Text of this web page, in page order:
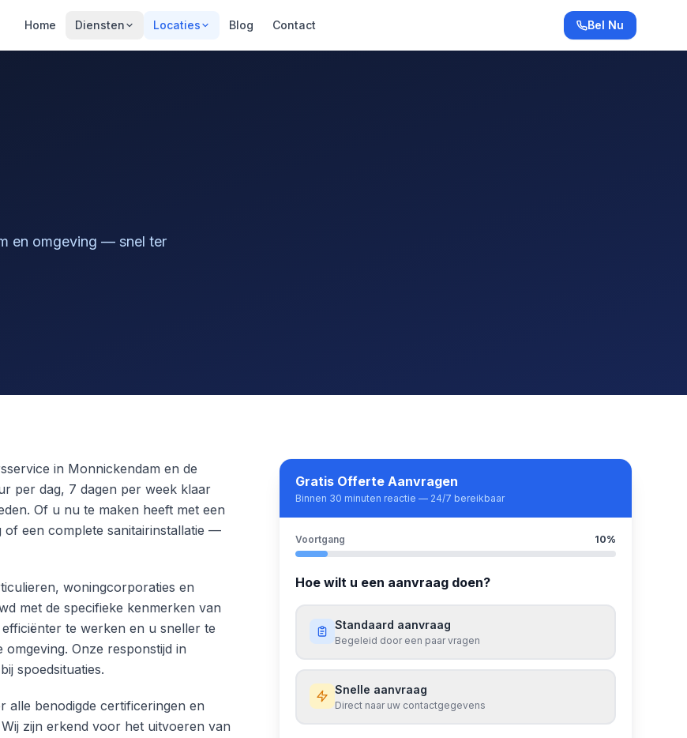
Home Diensten Locaties Blog Contact Bel Nu
en omgeving — snel ter
in Monnickendam en de
per dag, 7 dagen per week klaar
Of u nu te maken heeft met een
of een complete sanitairinstallatie —
woningcorporaties en
met de specifieke kenmerken van
te werken en u sneller te
Onze responstijd in
spoedsituaties.
alle benodigde certificeringen en
zijn erkend voor het uitvoeren van
Gratis Offerte Aanvragen
Binnen 30 minuten reactie — 24/7 bereikbaar
Voortgang 10%
Hoe wilt u een aanvraag doen?
Standaard aanvraag
Begeleid door een paar vragen
Snelle aanvraag
Direct naar uw contactgegevens